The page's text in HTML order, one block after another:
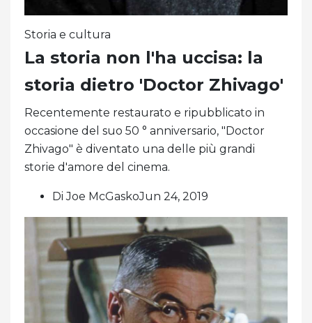
Storia e cultura
La storia non l'ha uccisa: la
storia dietro 'Doctor Zhivago'
Recentemente restaurato e ripubblicato in
occasione del suo 50 ° anniversario, "Doctor
Zhivago" è diventato una delle più grandi
storie d'amore del cinema.
Di Joe McGaskoJun 24, 2019